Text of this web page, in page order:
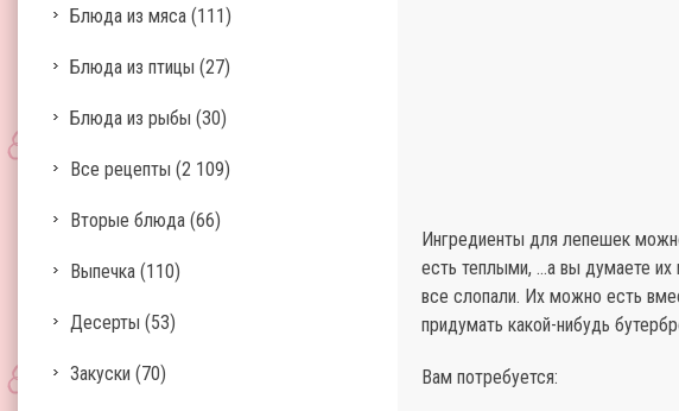
Блюда из мяса (111)
Блюда из птицы (27)
Блюда из рыбы (30)
Все рецепты (2 109)
Вторые блюда (66)
Выпечка (110)
Десерты (53)
Закуски (70)
Ингредиенты для лепешек
есть теплыми, …а вы думаете
все слопали. Их можно есть
придумать какой-нибудь
Вам потребуется: